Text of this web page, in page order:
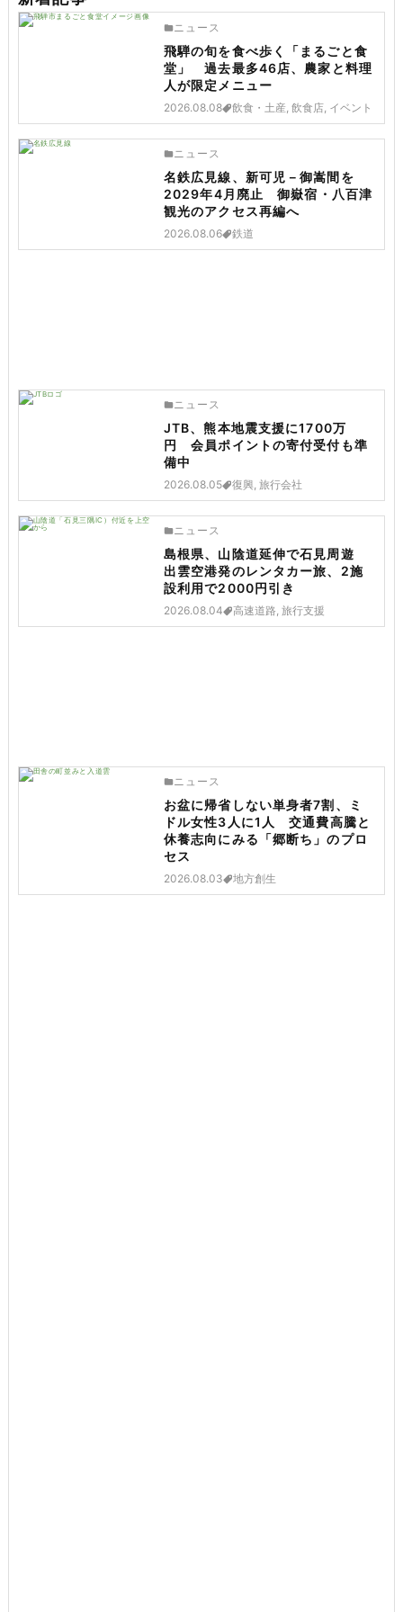
ニュース
飛騨の旬を食べ歩く「まるごと食
堂」 過去最多46店、農家と料理
人が限定メニュー
2026.08.08 飲食・土産, 飲食店, イベント
ニュース
名鉄広見線、新可児－御嵩間を
2029年4月廃止 御嶽宿・八百津
観光のアクセス再編へ
2026.08.06 鉄道
ニュース
JTB、熊本地震支援に1700万
円 会員ポイントの寄付受付も準
備中
2026.08.05 復興, 旅行会社
ニュース
島根県、山陰道延伸で石見周遊
出雲空港発のレンタカー旅、2施
設利用で2000円引き
2026.08.04 高速道路, 旅行支援
ニュース
お盆に帰省しない単身者7割、ミ
ドル女性3人に1人 交通費高騰と
休養志向にみる「郷断ち」のプロ
セス
2026.08.03 地方創生